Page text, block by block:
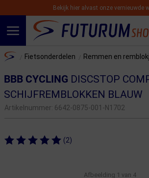
Bekijk hier alvast onze vernieuwde
Home Fietsonderdelen Remmen en
BBB CYCLING DISCSTOP
SCHIJFREMBLOKKEN BLAUW
Artikelnummer: 6642-0875-001-N1702
(2)
Afbeelding 1 van 4